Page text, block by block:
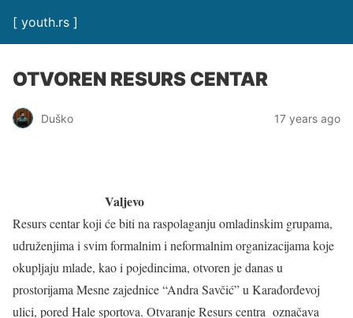
[ youth.rs ]
OTVOREN RESURS CENTAR
Duško 17 years ago
Valjevo
Resurs centar koji će biti na raspolaganju omladinskim grupama,
udruženjima i svim formalnim i neformalnim organizacijama koje
okupljaju mlade, kao i pojedincima, otvoren je danas u
prostorijama Mesne zajednice “Andra Savčić” u Karađorđevoj
ulici, pored Hale sportova. Otvaranje Resurs centra označava